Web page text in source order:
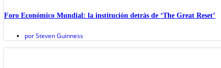
Foro Económico Mundial: la institución detrás de ‘The Great Reset’
porSteven Guinness